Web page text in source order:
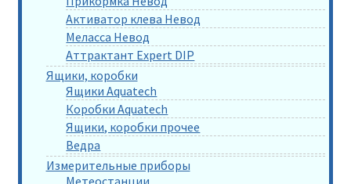
Активатор клева Невод
Меласса Невод
Аттрактант Expert DIP
Ящики, коробки
Ящики Aquatech
Коробки Aquatech
Ящики, коробки прочее
Ведра
Измерительные приборы
Метеостанции